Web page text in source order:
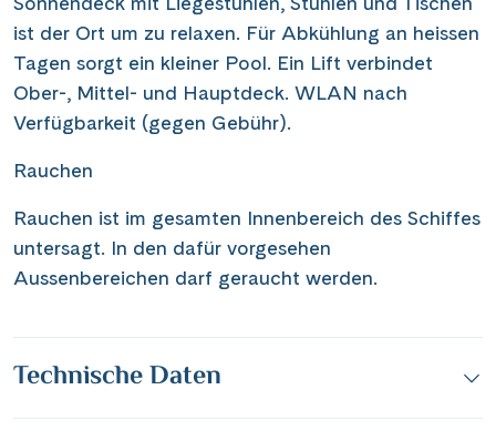
ist der Ort um zu relaxen. Für Abkühlung an heissen
Tagen sorgt ein kleiner Pool. Ein Lift verbindet
Ober-, Mittel- und Hauptdeck. WLAN nach
Verfügbarkeit (gegen Gebühr).
Rauchen
Rauchen ist im gesamten Innenbereich des Schiffes
untersagt. In den dafür vorgesehen
Aussenbereichen darf geraucht werden.
Technische Daten